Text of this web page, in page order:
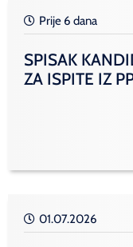
Prije 6 dana
SPISAK
ZA ISPITE IZ
01.07.2026